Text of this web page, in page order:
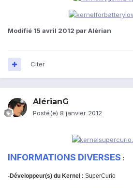
Modifié 15 avril 2012 par Alérian
Citer
AlérianG
Posté(e) 8 janvier 2012
INFORMATIONS DIVERSES :
-Développeur(s) du Kernel : SuperCurio